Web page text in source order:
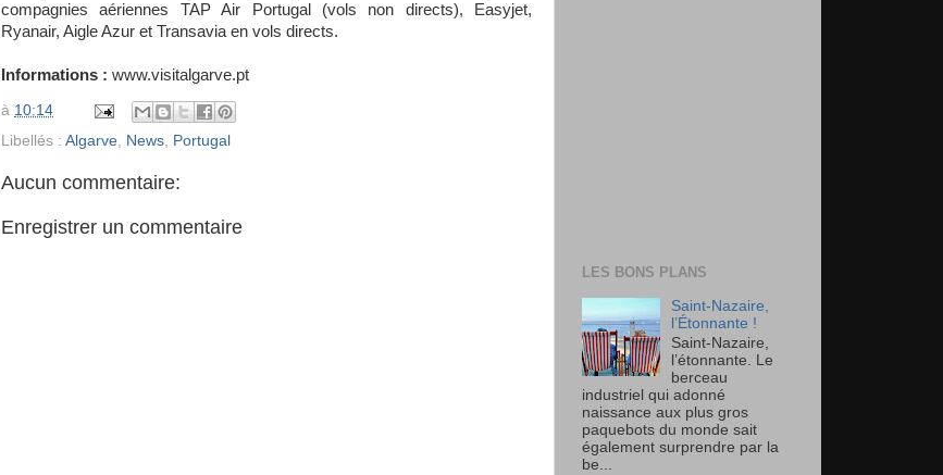
compagnies aériennes TAP Air Portugal (vols non directs), Easyjet,
Ryanair, Aigle Azur et Transavia en vols directs.
Informations : www.visitalgarve.pt
à 10:14
Libellés : Algarve News Portugal
Aucun commentaire:
Enregistrer un commentaire
LES BONS PLANS
Saint-Nazaire,
l’Étonnante !
Saint-Nazaire,
l’étonnante. Le
berceau
industriel qui adonné
naissance aux plus gros
paquebots du monde sait
également surprendre par la
be...